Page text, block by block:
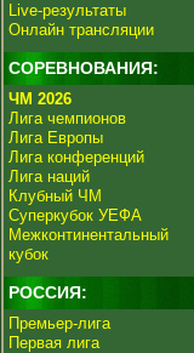
Live-результаты
Онлайн трансляции
СОРЕВНОВАНИЯ:
ЧМ 2026
Лига чемпионов
Лига Европы
Лига конференций
Лига наций
Клубный ЧМ
Суперкубок УЕФА
Межконтинентальный
кубок
РОССИЯ:
Премьер-лига
Первая лига